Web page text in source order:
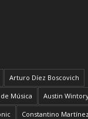
Arturo Díez Boscovich
Música Austin
Constantino